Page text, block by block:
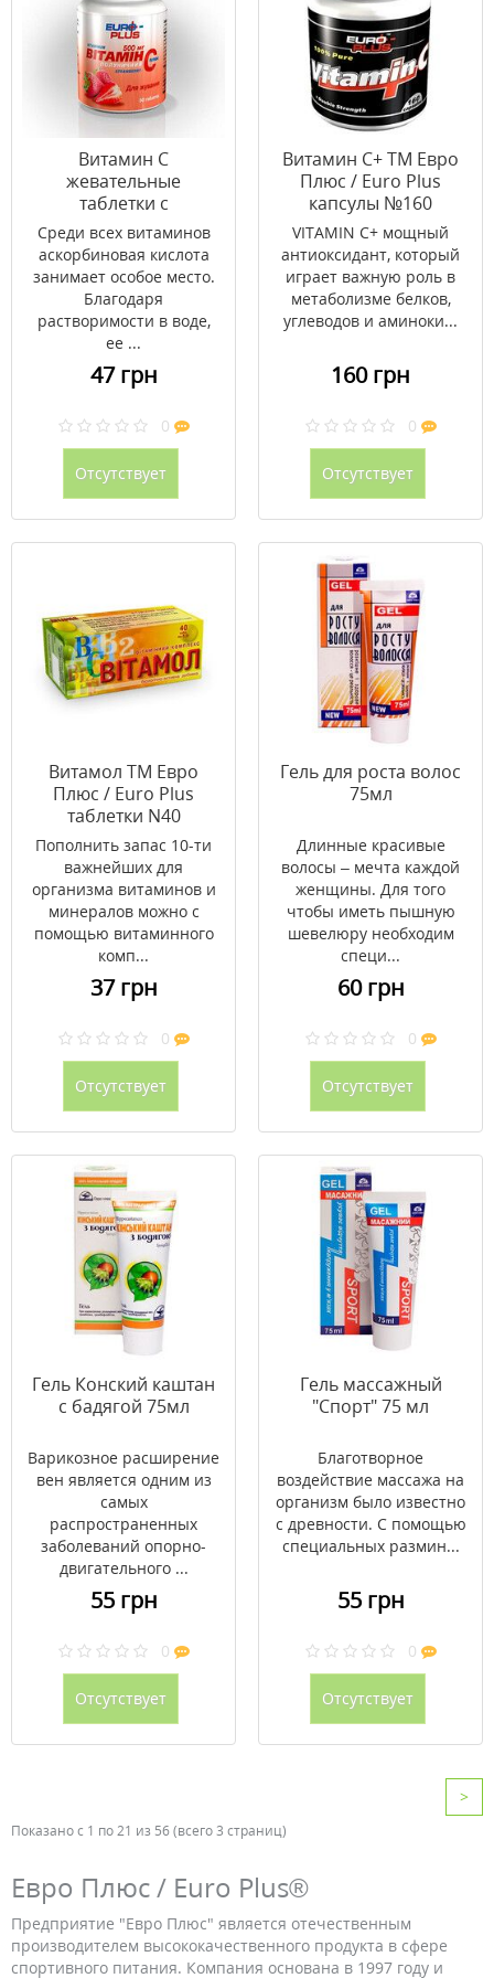
Витамин С
жевательные
таблетки с
клубничным вкусом
500 мг N50
Среди всех витаминов
аскорбиновая кислота
занимает особое место.
Благодаря
растворимости в воде,
ее ...
47 грн
0
Отсутствует
Витамин С+ ТМ Евро
Плюс / Euro Plus
капсулы №160
VITAMIN С+ мощный
антиоксидант, который
играет важную роль в
метаболизме белков,
углеводов и аминоки...
160 грн
0
Отсутствует
Витамол ТМ Евро
Плюс / Euro Plus
таблетки N40
Пополнить запас 10-ти
важнейших для
организма витаминов и
минералов можно с
помощью витаминного
комп...
37 грн
0
Отсутствует
Гель для роста волос
75мл
Длинные красивые
волосы – мечта каждой
женщины. Для того
чтобы иметь пышную
шевелюру необходим
специ...
60 грн
0
Отсутствует
Гель Конский каштан
с бадягой 75мл
Варикозное расширение
вен является одним из
самых
распространенных
заболеваний опорно-
двигательного ...
55 грн
0
Отсутствует
Гель массажный
"Спорт" 75 мл
Благотворное
воздействие массажа на
организм было известно
с древности. С помощью
специальных размин...
55 грн
0
Отсутствует
>
Показано с 1 по 21 из 56 (всего 3 страниц)
Евро Плюс / Euro Plus®
Предприятие "Евро Плюс" является отечественным
производителем высококачественного продукта в сфере
спортивного питания. Компания основана в 1997 году и